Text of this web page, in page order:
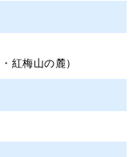
・紅梅山の麓）